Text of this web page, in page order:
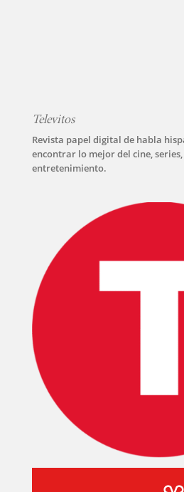
Televitos
Revista papel digital de habla
encontrar lo mejor del cine,
entretenimiento.